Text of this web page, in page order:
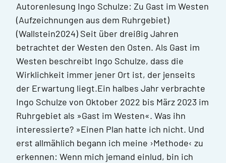
Autorenlesung Ingo Schulze: Zu Gast im Westen
(Aufzeichnungen aus dem Ruhrgebiet)
(Wallstein2024) Seit über dreißig Jahren
betrachtet der Westen den Osten. Als Gast im
Westen beschreibt Ingo Schulze, dass die
Wirklichkeit immer jener Ort ist, der jenseits
der Erwartung liegt.Ein halbes Jahr verbrachte
Ingo Schulze von Oktober 2022 bis März 2023 im
Ruhrgebiet als »Gast im Westen«. Was ihn
interessierte? »Einen Plan hatte ich nicht. Und
erst allmählich begann ich meine ›Methode‹ zu
erkennen: Wenn mich jemand einlud, bin ich